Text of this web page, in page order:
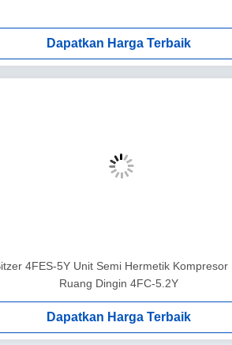
Dapatkan Harga Terbaik
4FES-5Y Unit Semi Hermetik Kompresor
Ruang Dingin 4FC-5.2Y
Dapatkan Harga Terbaik